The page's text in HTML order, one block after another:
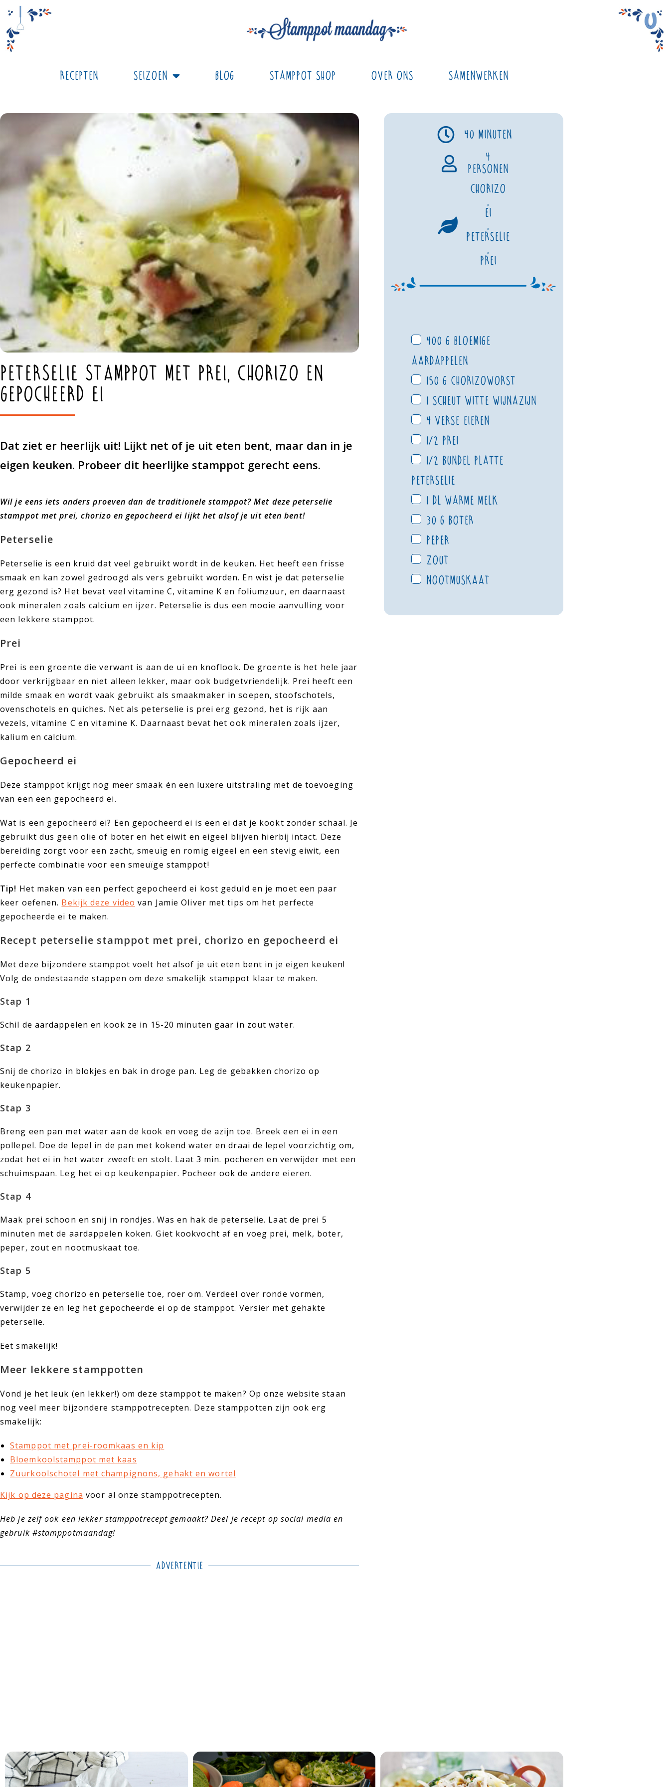
Recepten Seizoen Blog Stamppot Shop Over ons Samenwerken
Peterselie stamppot met prei, chorizo en
gepocheerd ei
Dat ziet er heerlijk uit! Lijkt net of je uit eten bent, maar dan in je
eigen keuken. Probeer dit heerlijke stamppot gerecht eens.
Wil je eens iets anders proeven dan de traditionele stamppot? Met deze peterselie
stamppot met prei, chorizo en gepocheerd ei lijkt het alsof je uit eten bent!
Peterselie
Peterselie is een kruid dat veel gebruikt wordt in de keuken. Het heeft een frisse
smaak en kan zowel gedroogd als vers gebruikt worden. En wist je dat peterselie
erg gezond is? Het bevat veel vitamine C, vitamine K en foliumzuur, en daarnaast
ook mineralen zoals calcium en ijzer. Peterselie is dus een mooie aanvulling voor
een lekkere stamppot.
Prei
Prei is een groente die verwant is aan de ui en knoflook. De groente is het hele jaar
door verkrijgbaar en niet alleen lekker, maar ook budgetvriendelijk. Prei heeft een
milde smaak en wordt vaak gebruikt als smaakmaker in soepen, stoofschotels,
ovenschotels en quiches. Net als peterselie is prei erg gezond, het is rijk aan
vezels, vitamine C en vitamine K. Daarnaast bevat het ook mineralen zoals ijzer,
kalium en calcium.
Gepocheerd ei
Deze stamppot krijgt nog meer smaak én een luxere uitstraling met de toevoeging
van een een gepocheerd ei.
Wat is een gepocheerd ei? Een gepocheerd ei is een ei dat je kookt zonder schaal. Je
gebruikt dus geen olie of boter en het eiwit en eigeel blijven hierbij intact. Deze
bereiding zorgt voor een zacht, smeuïg en romig eigeel en een stevig eiwit, een
perfecte combinatie voor een smeuïge stamppot!
Tip! Het maken van een perfect gepocheerd ei kost geduld en je moet een paar
keer oefenen. Bekijk deze video van Jamie Oliver met tips om het perfecte
gepocheerde ei te maken.
Recept peterselie stamppot met prei, chorizo en gepocheerd ei
Met deze bijzondere stamppot voelt het alsof je uit eten bent in je eigen keuken!
Volg de ondestaande stappen om deze smakelijk stamppot klaar te maken.
Stap 1
Schil de aardappelen en kook ze in 15-20 minuten gaar in zout water.
Stap 2
Snij de chorizo in blokjes en bak in droge pan. Leg de gebakken chorizo op
keukenpapier.
Stap 3
Breng een pan met water aan de kook en voeg de azijn toe. Breek een ei in een
pollepel. Doe de lepel in de pan met kokend water en draai de lepel voorzichtig om,
zodat het ei in het water zweeft en stolt. Laat 3 min. pocheren en verwijder met een
schuimspaan. Leg het ei op keukenpapier. Pocheer ook de andere eieren.
Stap 4
Maak prei schoon en snij in rondjes. Was en hak de peterselie. Laat de prei 5
minuten met de aardappelen koken. Giet kookvocht af en voeg prei, melk, boter,
peper, zout en nootmuskaat toe.
Stap 5
Stamp, voeg chorizo en peterselie toe, roer om. Verdeel over ronde vormen,
verwijder ze en leg het gepocheerde ei op de stamppot. Versier met gehakte
peterselie.
Eet smakelijk!
Meer lekkere stamppotten
Vond je het leuk (en lekker!) om deze stamppot te maken? Op onze website staan
nog veel meer bijzondere stamppotrecepten. Deze stamppotten zijn ook erg
smakelijk:
Stamppot met prei-roomkaas en kip
Bloemkoolstamppot met kaas
Zuurkoolschotel met champignons, gehakt en wortel
Kijk op deze pagina voor al onze stamppotrecepten.
Heb je zelf ook een lekker stamppotrecept gemaakt? Deel je recept op social media en
gebruik #stamppotmaandag!
Advertentie
40 minuten
4
personen
Chorizo
,
Ei
,
Peterselie
,
Prei
400 g bloemige
aardappelen
150 g chorizoworst
1 scheut witte wijnazijn
4 verse eieren
1/2 prei
1/2 bundel platte
peterselie
1 dl warme melk
30 g boter
peper
zout
nootmuskaat